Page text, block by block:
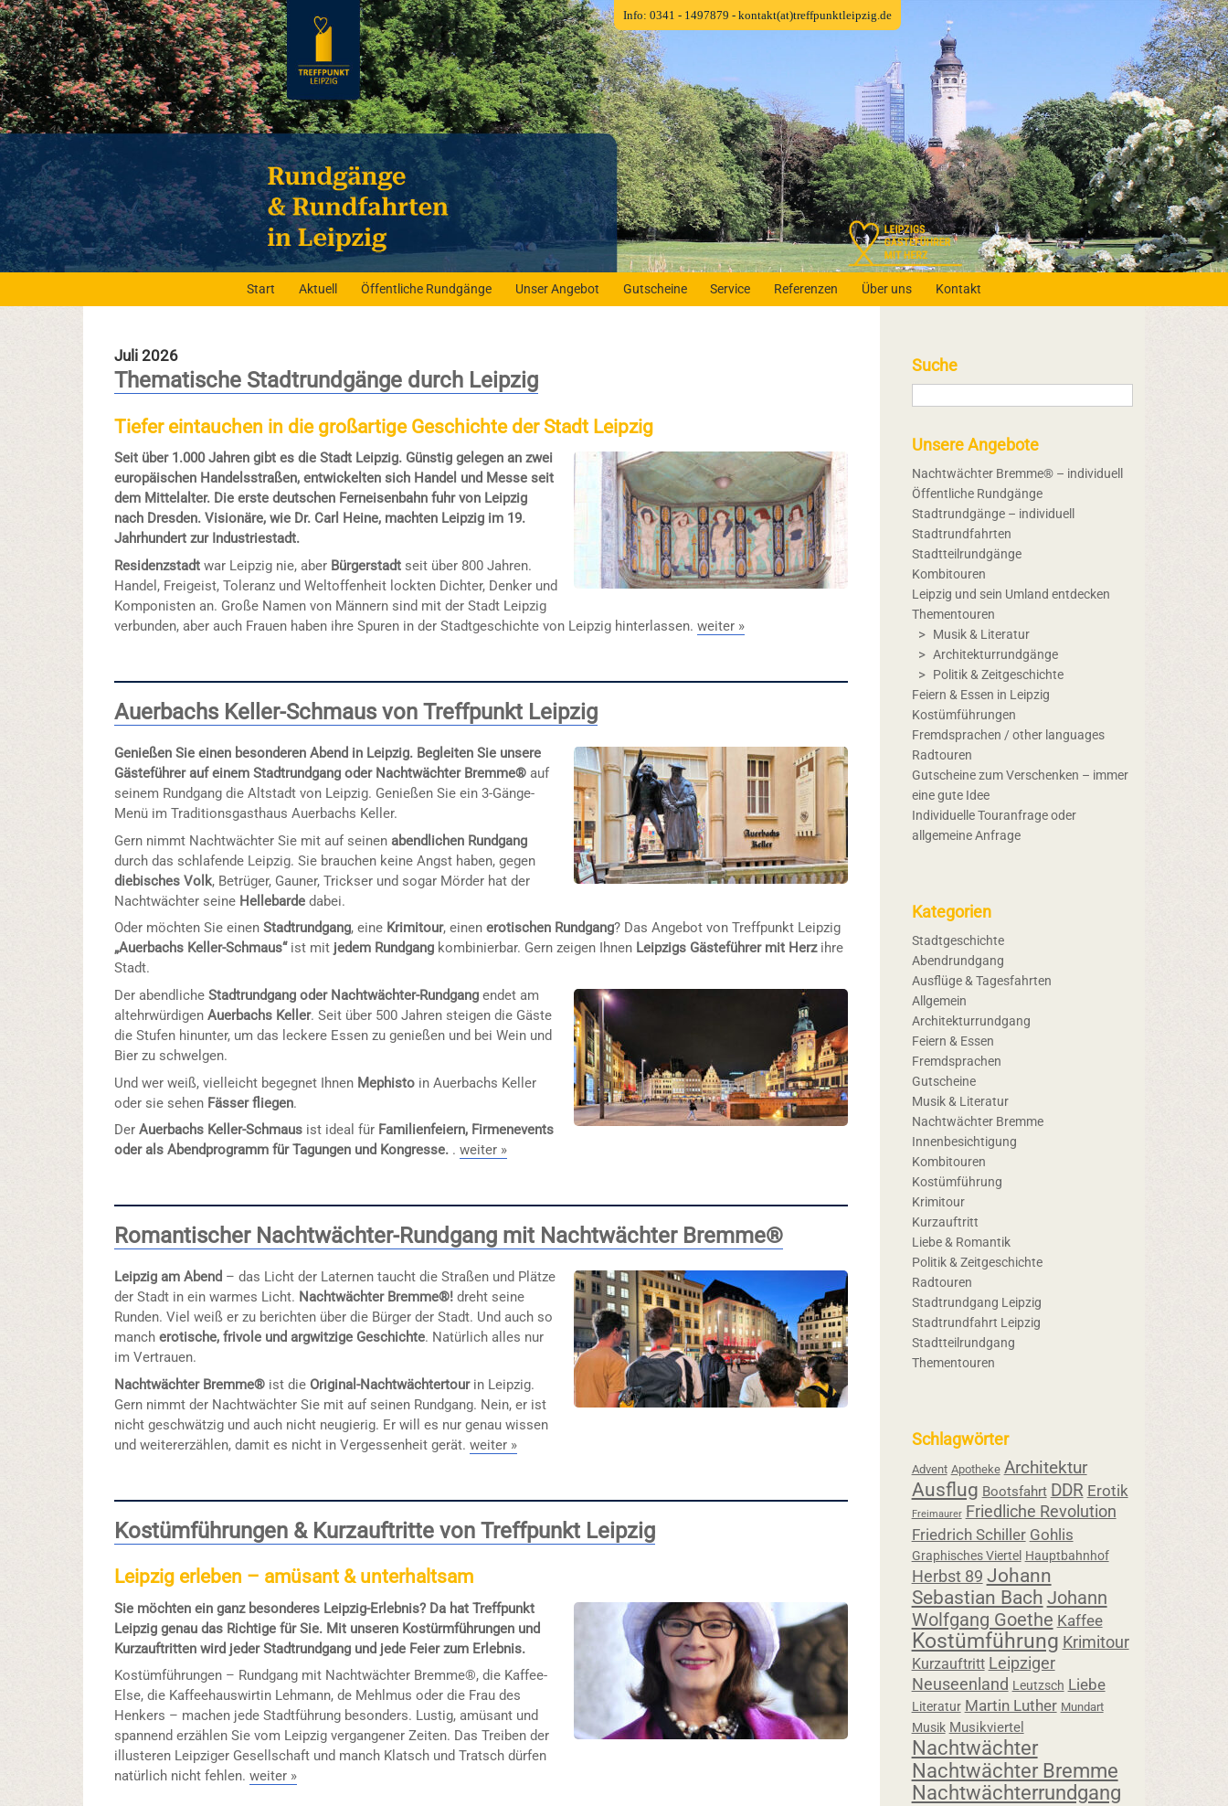
Start Aktuell Öffentliche Rundgänge Unser Angebot Gutscheine Service Referenzen Über uns Kontakt
Juli 2026
Thematische Stadtrundgänge durch Leipzig
Tiefer eintauchen in die großartige Geschichte der Stadt Leipzig
Seit über 1.000 Jahren gibt es die Stadt Leipzig. Günstig gelegen an zwei
europäischen Handelsstraßen, entwickelten sich Handel und Messe seit
dem Mittelalter. Die erste deutschen Ferneisenbahn fuhr von Leipzig
nach Dresden. Visionäre, wie Dr. Carl Heine, machten Leipzig im 19.
Jahrhundert zur Industriestadt.
Residenzstadt war Leipzig nie, aber Bürgerstadt seit über 800 Jahren.
Handel, Freigeist, Toleranz und Weltoffenheit lockten Dichter, Denker und
Komponisten an. Große Namen von Männern sind mit der Stadt Leipzig
verbunden, aber auch Frauen haben ihre Spuren in der Stadtgeschichte von Leipzig hinterlassen.weiter »
Auerbachs Keller-Schmaus von Treffpunkt Leipzig
Genießen Sie einen besonderen Abend in Leipzig. Begleiten Sie unsere
Gästeführer auf einem Stadtrundgang oder Nachtwächter Bremme® auf
seinem Rundgang die Altstadt von Leipzig. Genießen Sie ein 3-Gänge-
Menü im Traditionsgasthaus Auerbachs Keller.
Gern nimmt Nachtwächter Sie mit auf seinenabendlichen Rundgang
durch das schlafende Leipzig. Sie brauchen keine Angst haben, gegen
diebisches Volk, Betrüger, Gauner, Trickser und sogar Mörder hat der
Nachtwächter seine Hellebarde dabei.
Oder möchten Sie einenStadtrundgang, eine Krimitour, einenerotischen Rundgang? Das Angebot von Treffpunkt Leipzig
„Auerbachs Keller-Schmaus“ist mit jedem Rundgang kombinierbar. Gern zeigen Ihnen Leipzigs Gästeführer mit Herzihre
Stadt.
Der abendlicheStadtrundgang oder Nachtwächter-Rundgang endet am
altehrwürdigenAuerbachs Keller. Seit über 500 Jahren steigen die Gäste
die Stufen hinunter, um das leckere Essen zu genießen und bei Wein und
Bier zu schwelgen.
Und wer weiß, vielleicht begegnet Ihnen Mephisto in Auerbachs Keller
oder sie sehen Fässer fliegen.
DerAuerbachs Keller-Schmaus ist ideal für Familienfeiern, Firmenevents
oder als Abendprogramm für Tagungen und Kongresse. .weiter »
Romantischer Nachtwächter-Rundgang mit Nachtwächter Bremme®
Leipzig am Abend – das Licht der Laternen taucht die Straßen und Plätze
der Stadt in ein warmes Licht. Nachtwächter Bremme®! dreht seine
Runden. Viel weiß er zu berichten über die Bürger der Stadt. Und auch so
mancherotische, frivole und argwitzige Geschichte. Natürlich alles nur
im Vertrauen.
Nachtwächter Bremme® ist die Original-Nachtwächtertourin Leipzig.
Gern nimmt der Nachtwächter Sie mit auf seinen Rundgang. Nein, er ist
nicht geschwätzig und auch nicht neugierig. Er will es nur genau wissen
und weitererzählen, damit es nicht in Vergessenheit gerät.weiter »
Kostümführungen & Kurzauftritte von Treffpunkt Leipzig
Leipzig erleben – amüsant & unterhaltsam
Sie möchten ein ganz besonderes Leipzig-Erlebnis? Da hat Treffpunkt
Leipzig genau das Richtige für Sie. Mit unseren Kostürmführungen und
Kurzauftritten wird jeder Stadtrundgang und jede Feier zum Erlebnis.
Kostümführungen – Rundgang mit Nachtwächter Bremme®, die Kaffee-
Else, die Kaffeehauswirtin Lehmann, de Mehlmus oder die Frau des
Henkers – machen jede Stadtführung besonders. Lustig, amüsant und
spannend erzählen Sie vom Leipzig vergangener Zeiten. Das Treiben der
illusteren Leipziger Gesellschaft und manch Klatsch und Tratsch dürfen
natürlich nicht fehlen.weiter »
Suche
Unsere Angebote
Nachtwächter Bremme® – individuell
Öffentliche Rundgänge
Stadtrundgänge – individuell
Stadtrundfahrten
Stadtteilrundgänge
Kombitouren
Leipzig und sein Umland entdecken
Thementouren
Musik & Literatur
Architekturrundgänge
Politik & Zeitgeschichte
Feiern & Essen in Leipzig
Kostümführungen
Fremdsprachen / other languages
Radtouren
Gutscheine zum Verschenken – immer
eine gute Idee
Individuelle Touranfrage oder
allgemeine Anfrage
Kategorien
Stadtgeschichte
Abendrundgang
Ausflüge & Tagesfahrten
Allgemein
Architekturrundgang
Feiern & Essen
Fremdsprachen
Gutscheine
Musik & Literatur
Nachtwächter Bremme
Innenbesichtigung
Kombitouren
Kostümführung
Krimitour
Kurzauftritt
Liebe & Romantik
Politik & Zeitgeschichte
Radtouren
Stadtrundgang Leipzig
Stadtrundfahrt Leipzig
Stadtteilrundgang
Thementouren
Schlagwörter
Advent Apotheke Architektur
Ausflug Bootsfahrt DDR Erotik
Freimaurer Friedliche Revolution
Friedrich Schiller Gohlis
Graphisches Viertel Hauptbahnhof
Herbst 89 Johann
Sebastian Bach Johann
Wolfgang Goethe Kaffee
Kostümführung Krimitour
Kurzauftritt Leipziger
Neuseenland Leutzsch Liebe
Literatur Martin Luther Mundart
Musik Musikviertel
Nachtwächter
Nachtwächter Bremme
Nachtwächterrundgang
Info: 0341 - 1497879 - kontakt(at)treffpunktleipzig.de